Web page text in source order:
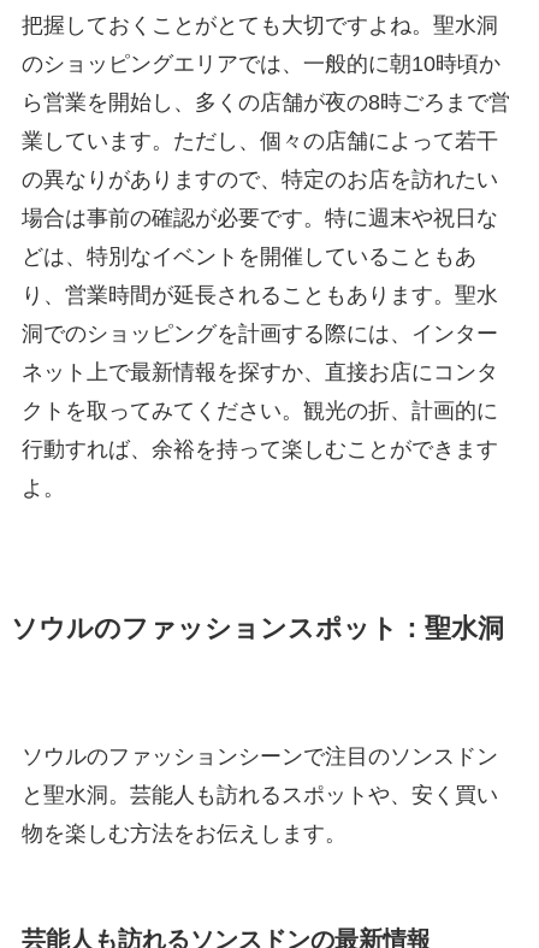
把握しておくことがとても大切ですよね。聖水洞
のショッピングエリアでは、一般的に朝10時頃か
ら営業を開始し、多くの店舗が夜の8時ごろまで営
業しています。ただし、個々の店舗によって若干
の異なりがありますので、特定のお店を訪れたい
場合は事前の確認が必要です。特に週末や祝日な
どは、特別なイベントを開催していることもあ
り、営業時間が延長されることもあります。聖水
洞でのショッピングを計画する際には、インター
ネット上で最新情報を探すか、直接お店にコンタ
クトを取ってみてください。観光の折、計画的に
行動すれば、余裕を持って楽しむことができます
よ。
ソウルのファッションスポット：聖水洞
ソウルのファッションシーンで注目のソンスドン
と聖水洞。芸能人も訪れるスポットや、安く買い
物を楽しむ方法をお伝えします。
芸能人も訪れるソンスドンの最新情報